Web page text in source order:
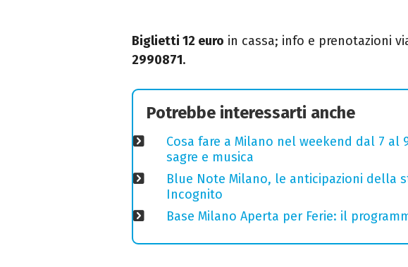
Biglietti 12 euro in cassa; info e prenotazioni
2990871.
Potrebbe interessarti anche
Cosa fare a Milano nel weekend dal 7 al
sagre e musica
Blue Note Milano, le anticipazioni della
Incognito
Base Milano Aperta per Ferie: il